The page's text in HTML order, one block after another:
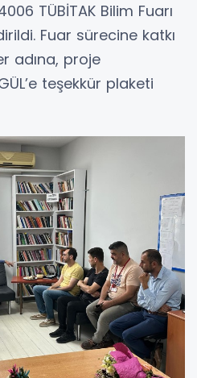
TÜBİTAK Bilim Fuarı
Fuar sürecine katkı
adına, proje
teşekkür plaketi